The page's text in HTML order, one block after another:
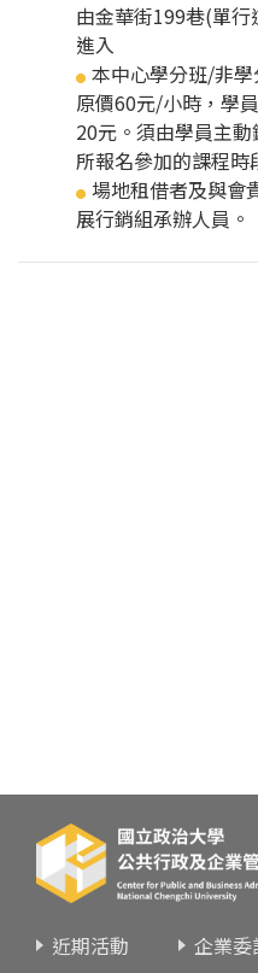
由金華街199巷(單
進入
● 本中心學分班/非
原價60元/小時，學
20元。須由學員主
所報名參加的課程時
● 場地租借者及與會
展行銷組承辦人員。
近期活動 企業委